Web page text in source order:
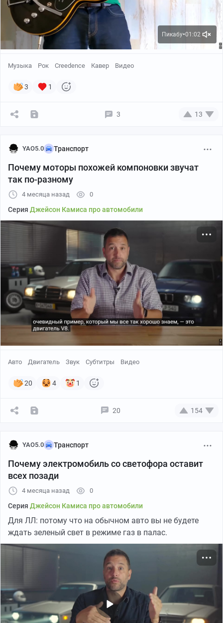
Пикабу●01:02
Музыка Рок Creedence Кавер Видео
3 1
3 13
YAO5.0 Транспорт
Почему моторы похожей компоновки звучат
так по-разному
4 месяца назад 0
Серия Джейсон Камиса про автомобили
Авто Двигатель Звук Субтитры Видео
20 4 1
20 154
YAO5.0 Транспорт
Почему электромобиль со светофора оставит
всех позади
4 месяца назад 0
Серия Джейсон Камиса про автомобили
Для ЛЛ: потому что на обычном авто вы не будете
ждать зеленый свет в режиме газ в палас.